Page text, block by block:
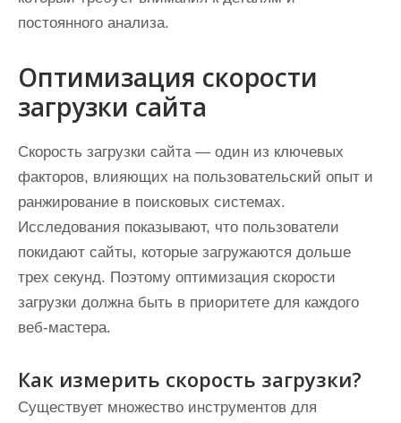
постоянного анализа.
Оптимизация скорости
загрузки сайта
Скорость загрузки сайта — один из ключевых
факторов, влияющих на пользовательский опыт и
ранжирование в поисковых системах.
Исследования показывают, что пользователи
покидают сайты, которые загружаются дольше
трех секунд. Поэтому оптимизация скорости
загрузки должна быть в приоритете для каждого
веб-мастера.
Как измерить скорость загрузки?
Существует множество инструментов для